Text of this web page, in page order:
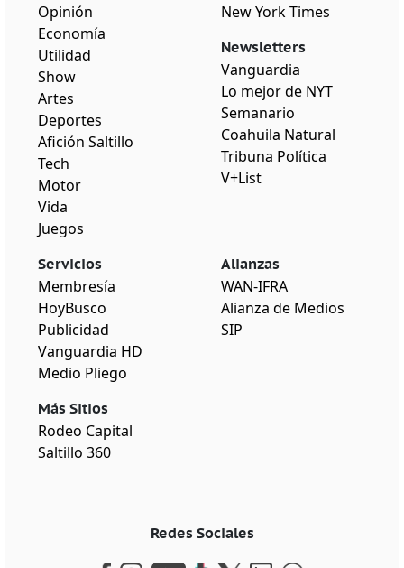
Opinión
Economía
Utilidad
Show
Artes
Deportes
Afición Saltillo
Tech
Motor
Vida
Juegos
New York Times
Newsletters
Vanguardia
Lo mejor de NYT
Semanario
Coahuila Natural
Tribuna Política
V+List
Servicios
Membresía
HoyBusco
Publicidad
Vanguardia HD
Medio Pliego
Más Sitios
Rodeo Capital
Saltillo 360
Alianzas
WAN-IFRA
Alianza de Medios
SIP
Redes Sociales